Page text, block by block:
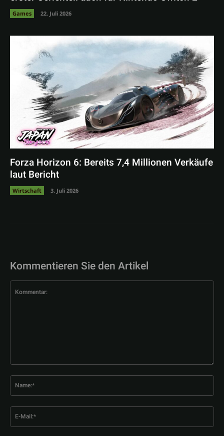
Games 22. Juli 2026
Forza Horizon 6: Bereits 7,4 Millionen Verkäufe
laut Bericht
Wirtschaft 3. Juli 2026
Kommentieren Sie den Artikel